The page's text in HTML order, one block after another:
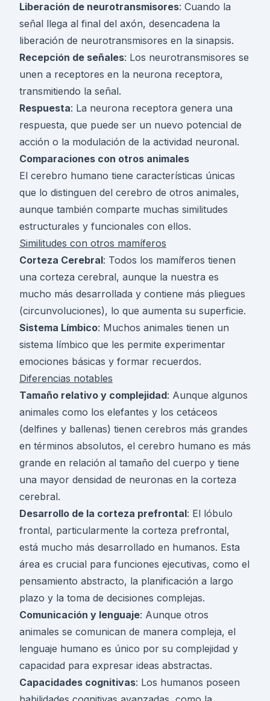
Liberación de neurotransmisores: Cuando la
señal llega al final del axón, desencadena la
liberación de neurotransmisores en la sinapsis.
Recepción de señales: Los neurotransmisores se
unen a receptores en la neurona receptora,
transmitiendo la señal.
Respuesta: La neurona receptora genera una
respuesta, que puede ser un nuevo potencial de
acción o la modulación de la actividad neuronal.
Comparaciones con otros animales
El cerebro humano tiene características únicas
que lo distinguen del cerebro de otros animales,
aunque también comparte muchas similitudes
estructurales y funcionales con ellos.
Similitudes con otros mamíferos
Corteza Cerebral: Todos los mamíferos tienen
una corteza cerebral, aunque la nuestra es
mucho más desarrollada y contiene más pliegues
(circunvoluciones), lo que aumenta su superficie.
Sistema Límbico: Muchos animales tienen un
sistema límbico que les permite experimentar
emociones básicas y formar recuerdos.
Diferencias notables
Tamaño relativo y complejidad: Aunque algunos
animales como los elefantes y los cetáceos
(delfines y ballenas) tienen cerebros más grandes
en términos absolutos, el cerebro humano es más
grande en relación al tamaño del cuerpo y tiene
una mayor densidad de neuronas en la corteza
cerebral.
Desarrollo de la corteza prefrontal: El lóbulo
frontal, particularmente la corteza prefrontal,
está mucho más desarrollado en humanos. Esta
área es crucial para funciones ejecutivas, como el
pensamiento abstracto, la planificación a largo
plazo y la toma de decisiones complejas.
Comunicación y lenguaje: Aunque otros
animales se comunican de manera compleja, el
lenguaje humano es único por su complejidad y
capacidad para expresar ideas abstractas.
Capacidades cognitivas: Los humanos poseen